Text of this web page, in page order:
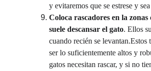
y evitaremos que se estrese y
Coloca rascadores en la zonas
suele descansar el gato. Ellos
cuando recién se levantan.Estos
ser lo suficientemente altos y
gatos necesitan rascar, y si no